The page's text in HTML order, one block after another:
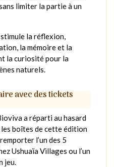
limiter la partie à un
la réflexion,
la mémoire et la
la curiosité pour la
naturels.
avec des tickets
a réparti au hasard
boîtes de cette édition
l’un des 5
Ushuaïa Villages ou l’un
jeu.